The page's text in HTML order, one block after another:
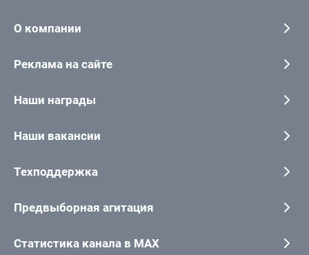
О компании
Реклама на сайте
Наши награды
Наши вакансии
Техподдержка
Предвыборная агитация
Статистика канала в MAX